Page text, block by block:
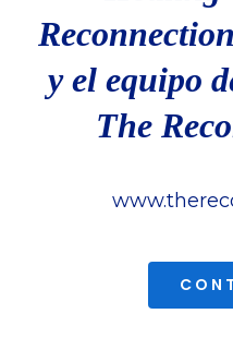
y el equipo
The